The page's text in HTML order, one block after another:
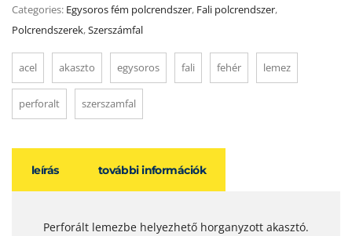
Categories: Egysoros fém polcrendszer, Fali polcrendszer,
Polcrendszerek,Szerszámfal
acel akaszto egysoros fali fehér lemez
perforalt szerszamfal
leírás további információk
Perforált lemezbe helyezhető horganyzott akasztó.